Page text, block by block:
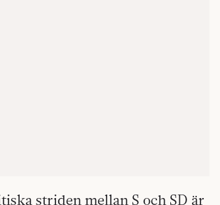
striden mellan S och SD är